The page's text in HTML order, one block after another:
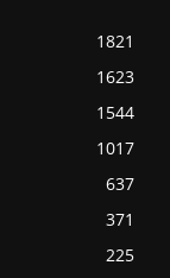
1821
1623
1544
1017
637
371
225